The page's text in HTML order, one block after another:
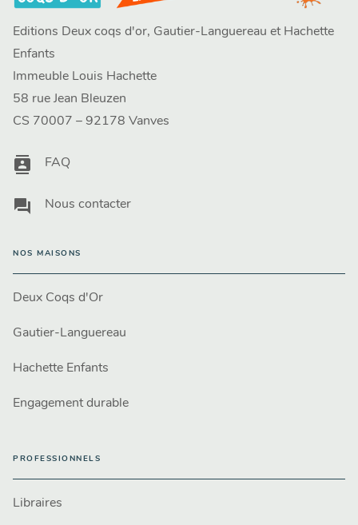
Editions Deux coqs d'or, Gautier-Languereau et Hachette
Enfants
Immeuble Louis Hachette
58 rue Jean Bleuzen
CS 70007 – 92178 Vanves
contacts FAQ
question_answer Nous contacter
NOS MAISONS
Deux Coqs d'Or
Gautier-Languereau
Hachette Enfants
Engagement durable
PROFESSIONNELS
Libraires